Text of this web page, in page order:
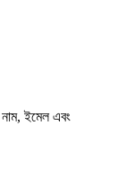
ইমেল এবং